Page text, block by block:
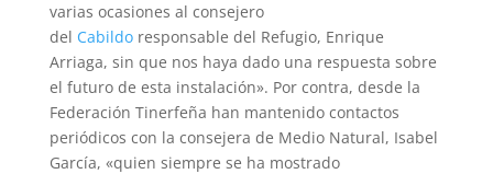
varias ocasiones al consejero
del Cabildo responsable del Refugio, Enrique
Arriaga, sin que nos haya dado una respuesta sobre
el futuro de esta instalación». Por contra, desde la
Federación Tinerfeña han mantenido contactos
periódicos con la consejera de Medio Natural, Isabel
García, «quien siempre se ha mostrado